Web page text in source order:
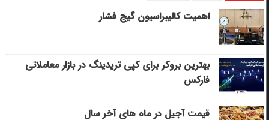
اهمیت کالیبراسیون گیج فشار
بهترین بروکر برای کپی‌ تریدینگ در بازار معاملاتی
فارکس
قیمت آجیل در ماه های آخر سال